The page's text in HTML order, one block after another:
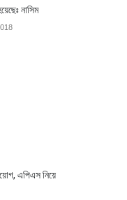
নাসিম
এপিএস নিয়ে